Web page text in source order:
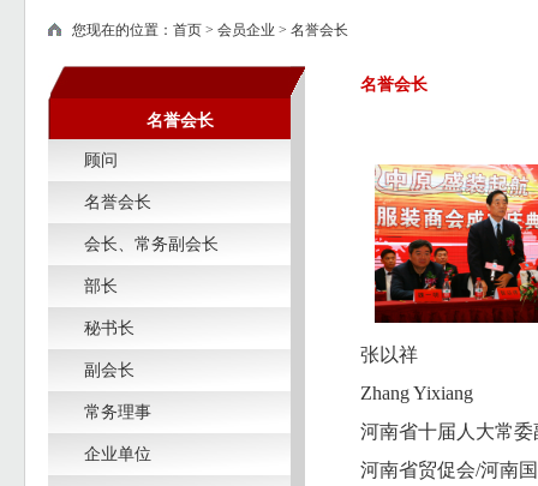
您现在的位置： 首页 > 会员企业 > 名誉会长
名誉会长
顾问
名誉会长
会长、常务副会长
部长
秘书长
副会长
常务理事
企业单位
名誉会长
张以祥
Zhang Yixiang
河南省十届人大常委
河南省贸促会/河南